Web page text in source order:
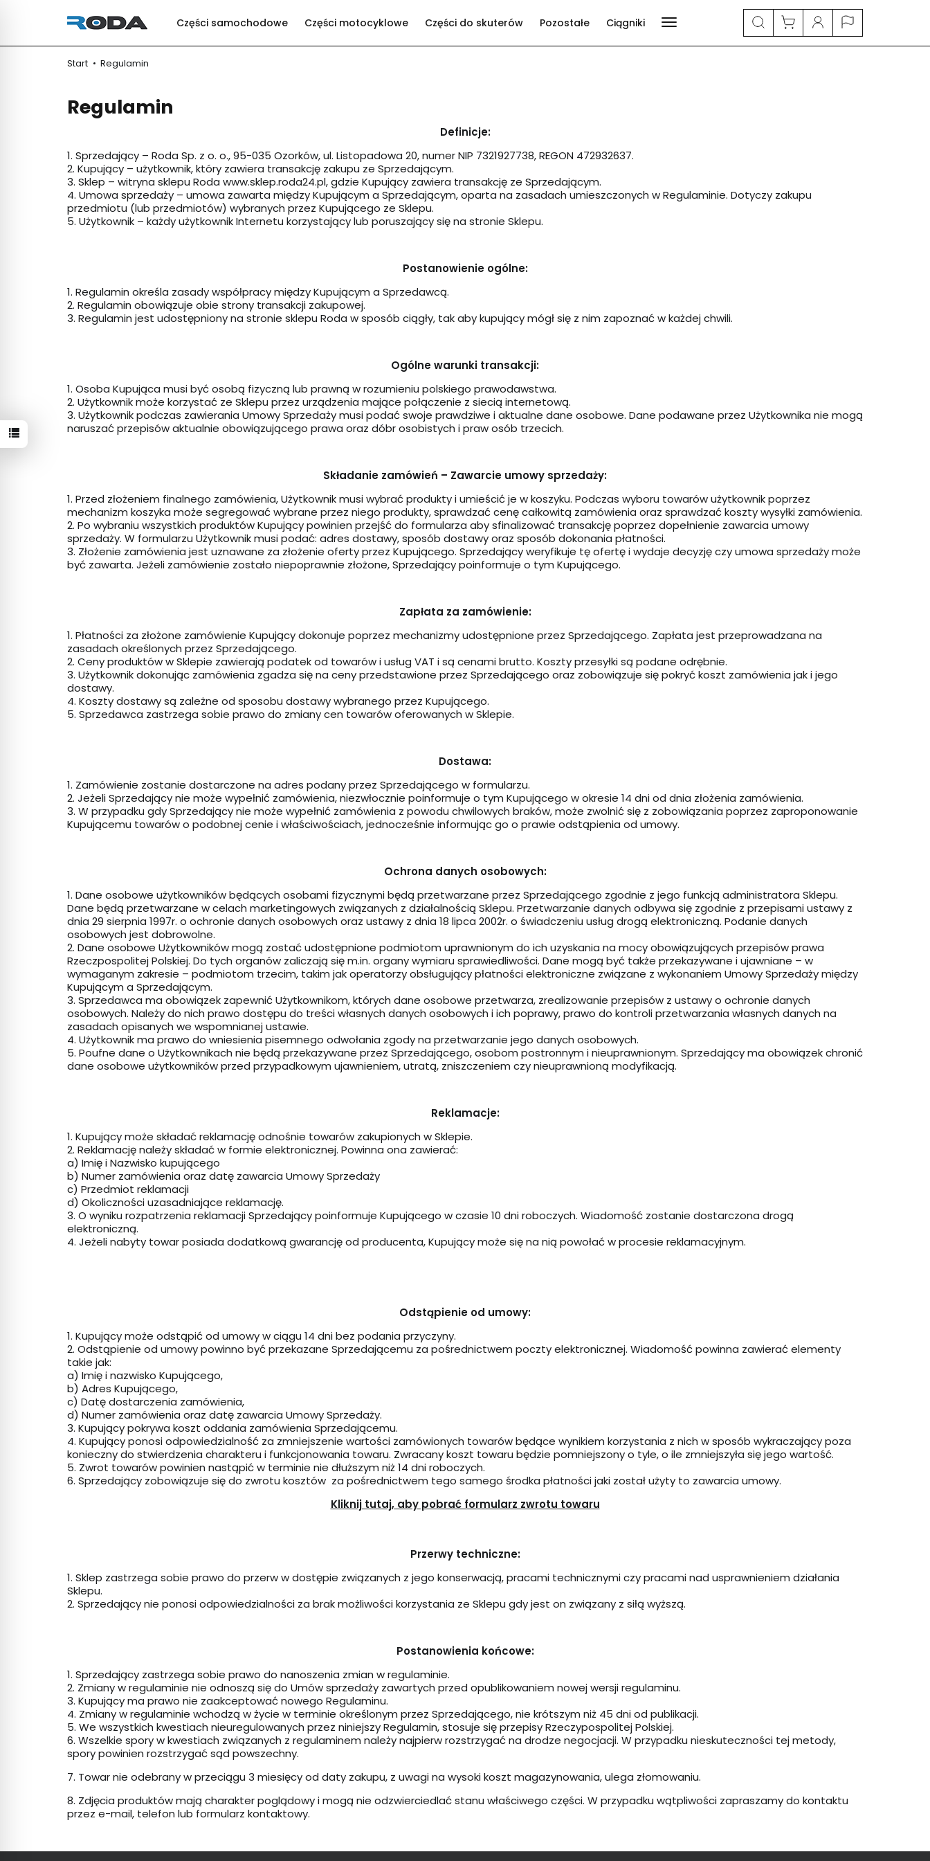
Części samochodowe Części motocyklowe Części do skuterów Pozostałe Ciągniki
Start Regulamin
Regulamin
Definicje:
1. Sprzedający – Roda Sp. z o. o., 95-035 Ozorków, ul. Listopadowa 20, numer NIP 7321927738, REGON 472932637.
2. Kupujący – użytkownik, który zawiera transakcję zakupu ze Sprzedającym.
3. Sklep – witryna sklepu Roda www.sklep.roda24.pl, gdzie Kupujący zawiera transakcję ze Sprzedającym.
4. Umowa sprzedaży – umowa zawarta między Kupującym a Sprzedającym, oparta na zasadach umieszczonych w Regulaminie. Dotyczy zakupu
przedmiotu (lub przedmiotów) wybranych przez Kupującego ze Sklepu.
5. Użytkownik – każdy użytkownik Internetu korzystający lub poruszający się na stronie Sklepu.
Postanowienie ogólne:
1. Regulamin określa zasady współpracy między Kupującym a Sprzedawcą.
2. Regulamin obowiązuje obie strony transakcji zakupowej.
3. Regulamin jest udostępniony na stronie sklepu Roda w sposób ciągły, tak aby kupujący mógł się z nim zapoznać w każdej chwili.
Ogólne warunki transakcji:
1. Osoba Kupująca musi być osobą fizyczną lub prawną w rozumieniu polskiego prawodawstwa.
2. Użytkownik może korzystać ze Sklepu przez urządzenia mające połączenie z siecią internetową.
3. Użytkownik podczas zawierania Umowy Sprzedaży musi podać swoje prawdziwe i aktualne dane osobowe. Dane podawane przez Użytkownika nie mogą
naruszać przepisów aktualnie obowiązującego prawa oraz dóbr osobistych i praw osób trzecich.
Składanie zamówień – Zawarcie umowy sprzedaży:
1. Przed złożeniem finalnego zamówienia, Użytkownik musi wybrać produkty i umieścić je w koszyku. Podczas wyboru towarów użytkownik poprzez
mechanizm koszyka może segregować wybrane przez niego produkty, sprawdzać cenę całkowitą zamówienia oraz sprawdzać koszty wysyłki zamówienia.
2. Po wybraniu wszystkich produktów Kupujący powinien przejść do formularza aby sfinalizować transakcję poprzez dopełnienie zawarcia umowy
sprzedaży. W formularzu Użytkownik musi podać: adres dostawy, sposób dostawy oraz sposób dokonania płatności.
3. Złożenie zamówienia jest uznawane za złożenie oferty przez Kupującego. Sprzedający weryfikuje tę ofertę i wydaje decyzję czy umowa sprzedaży może
być zawarta. Jeżeli zamówienie zostało niepoprawnie złożone, Sprzedający poinformuje o tym Kupującego.
Zapłata za zamówienie:
1. Płatności za złożone zamówienie Kupujący dokonuje poprzez mechanizmy udostępnione przez Sprzedającego. Zapłata jest przeprowadzana na
zasadach określonych przez Sprzedającego.
2. Ceny produktów w Sklepie zawierają podatek od towarów i usług VAT i są cenami brutto. Koszty przesyłki są podane odrębnie.
3. Użytkownik dokonując zamówienia zgadza się na ceny przedstawione przez Sprzedającego oraz zobowiązuje się pokryć koszt zamówienia jak i jego
dostawy.
4. Koszty dostawy są zależne od sposobu dostawy wybranego przez Kupującego.
5. Sprzedawca zastrzega sobie prawo do zmiany cen towarów oferowanych w Sklepie.
Dostawa:
1. Zamówienie zostanie dostarczone na adres podany przez Sprzedającego w formularzu.
2. Jeżeli Sprzedający nie może wypełnić zamówienia, niezwłocznie poinformuje o tym Kupującego w okresie 14 dni od dnia złożenia zamówienia.
3. W przypadku gdy Sprzedający nie może wypełnić zamówienia z powodu chwilowych braków, może zwolnić się z zobowiązania poprzez zaproponowanie
Kupującemu towarów o podobnej cenie i właściwościach, jednocześnie informując go o prawie odstąpienia od umowy.
Ochrona danych osobowych:
1. Dane osobowe użytkowników będących osobami fizycznymi będą przetwarzane przez Sprzedającego zgodnie z jego funkcją administratora Sklepu.
Dane będą przetwarzane w celach marketingowych związanych z działalnością Sklepu. Przetwarzanie danych odbywa się zgodnie z przepisami ustawy z
dnia 29 sierpnia 1997r. o ochronie danych osobowych oraz ustawy z dnia 18 lipca 2002r. o świadczeniu usług drogą elektroniczną. Podanie danych
osobowych jest dobrowolne.
2. Dane osobowe Użytkowników mogą zostać udostępnione podmiotom uprawnionym do ich uzyskania na mocy obowiązujących przepisów prawa
Rzeczpospolitej Polskiej. Do tych organów zaliczają się m.in. organy wymiaru sprawiedliwości. Dane mogą być także przekazywane i ujawniane – w
wymaganym zakresie – podmiotom trzecim, takim jak operatorzy obsługujący płatności elektroniczne związane z wykonaniem Umowy Sprzedaży między
Kupującym a Sprzedającym.
3. Sprzedawca ma obowiązek zapewnić Użytkownikom, których dane osobowe przetwarza, zrealizowanie przepisów z ustawy o ochronie danych
osobowych. Należy do nich prawo dostępu do treści własnych danych osobowych i ich poprawy, prawo do kontroli przetwarzania własnych danych na
zasadach opisanych we wspomnianej ustawie.
4. Użytkownik ma prawo do wniesienia pisemnego odwołania zgody na przetwarzanie jego danych osobowych.
5. Poufne dane o Użytkownikach nie będą przekazywane przez Sprzedającego, osobom postronnym i nieuprawnionym. Sprzedający ma obowiązek chronić
dane osobowe użytkowników przed przypadkowym ujawnieniem, utratą, zniszczeniem czy nieuprawnioną modyfikacją.
Reklamacje:
1. Kupujący może składać reklamację odnośnie towarów zakupionych w Sklepie.
2. Reklamację należy składać w formie elektronicznej. Powinna ona zawierać:
a) Imię i Nazwisko kupującego
b) Numer zamówienia oraz datę zawarcia Umowy Sprzedaży
c) Przedmiot reklamacji
d) Okoliczności uzasadniające reklamację.
3. O wyniku rozpatrzenia reklamacji Sprzedający poinformuje Kupującego w czasie 10 dni roboczych. Wiadomość zostanie dostarczona drogą
elektroniczną.
4. Jeżeli nabyty towar posiada dodatkową gwarancję od producenta, Kupujący może się na nią powołać w procesie reklamacyjnym.
Odstąpienie od umowy:
1. Kupujący może odstąpić od umowy w ciągu 14 dni bez podania przyczyny.
2. Odstąpienie od umowy powinno być przekazane Sprzedającemu za pośrednictwem poczty elektronicznej. Wiadomość powinna zawierać elementy
takie jak:
a) Imię i nazwisko Kupującego,
b) Adres Kupującego,
c) Datę dostarczenia zamówienia,
d) Numer zamówienia oraz datę zawarcia Umowy Sprzedaży.
3. Kupujący pokrywa koszt oddania zamówienia Sprzedającemu.
4. Kupujący ponosi odpowiedzialność za zmniejszenie wartości zamówionych towarów będące wynikiem korzystania z nich w sposób wykraczający poza
konieczny do stwierdzenia charakteru i funkcjonowania towaru. Zwracany koszt towaru będzie pomniejszony o tyle, o ile zmniejszyła się jego wartość.
5. Zwrot towarów powinien nastąpić w terminie nie dłuższym niż 14 dni roboczych.
6. Sprzedający zobowiązuje się do zwrotu kosztów za pośrednictwem tego samego środka płatności jaki został użyty to zawarcia umowy.
Kliknij tutaj, aby pobrać formularz zwrotu towaru
Przerwy techniczne:
1. Sklep zastrzega sobie prawo do przerw w dostępie związanych z jego konserwacją, pracami technicznymi czy pracami nad usprawnieniem działania
Sklepu.
2. Sprzedający nie ponosi odpowiedzialności za brak możliwości korzystania ze Sklepu gdy jest on związany z siłą wyższą.
Postanowienia końcowe:
1. Sprzedający zastrzega sobie prawo do nanoszenia zmian w regulaminie.
2. Zmiany w regulaminie nie odnoszą się do Umów sprzedaży zawartych przed opublikowaniem nowej wersji regulaminu.
3. Kupujący ma prawo nie zaakceptować nowego Regulaminu.
4. Zmiany w regulaminie wchodzą w życie w terminie określonym przez Sprzedającego, nie krótszym niż 45 dni od publikacji.
5. We wszystkich kwestiach nieuregulowanych przez niniejszy Regulamin, stosuje się przepisy Rzeczypospolitej Polskiej.
6. Wszelkie spory w kwestiach związanych z regulaminem należy najpierw rozstrzygać na drodze negocjacji. W przypadku nieskuteczności tej metody,
spory powinien rozstrzygać sąd powszechny.
7. Towar nie odebrany w przeciągu 3 miesięcy od daty zakupu, z uwagi na wysoki koszt magazynowania, ulega złomowaniu.
8. Zdjęcia produktów mają charakter poglądowy i mogą nie odzwierciedlać stanu właściwego części. W przypadku wątpliwości zapraszamy do kontaktu
przez e-mail, telefon lub formularz kontaktowy.